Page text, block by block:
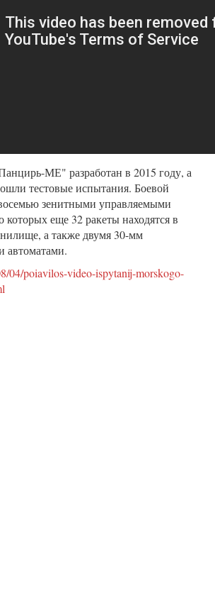
МЕ" разработан в 2015 году, а
тестовые испытания. Боевой
зенитными управляемыми
еще 32 ракеты находятся в
а также двумя 30-мм
автоматами.
04/poiavilos-video-ispytanij-morskogo-